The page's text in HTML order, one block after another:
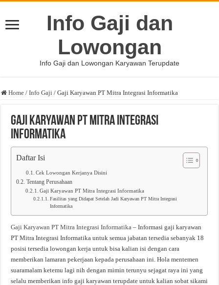
Info Gaji dan
Lowongan
Info Gaji dan Lowongan Karyawan Terupdate
Home / Info Gaji / Gaji Karyawan PT Mitra Integrasi Informatika
Gaji Karyawan PT Mitra Integrasi
Informatika
Daftar Isi
Cek Lowongan Kerjanya Disini
Tentang Perusahaan
Gaji Karyawan PT Mitra Integrasi Informatika
Fasilitas yang Didapat Setelah Jadi Karyawan PT Mitra Integrasi
Informatika
Gaji Karyawan PT Mitra Integrasi Informatika – Informasi gaji karyawan
PT Mitra Integrasi Informatika untuk semua jabatan tersedia sebanyak 18
posisi tersedia lowongan kerja untuk bisa kalian isi dengan cara
memberikan lamaran pekerjaan kepada perusahaan ini. Hola mentemen
suaramalam ketemu lagi nih dengan mimin terunyu sejagat raya ini yang
selalu memberikan info gaji karyawan terupdate untuk kalian sobat sikami